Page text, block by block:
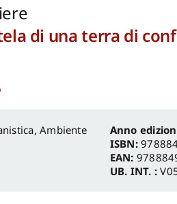
di una terra di
Ambiente
Anno
ISBN:
EAN:
UB. INT. :